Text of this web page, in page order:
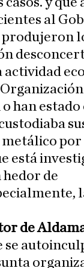
al
produjeron
actividad
han estado
metálico
está
hedor de
de